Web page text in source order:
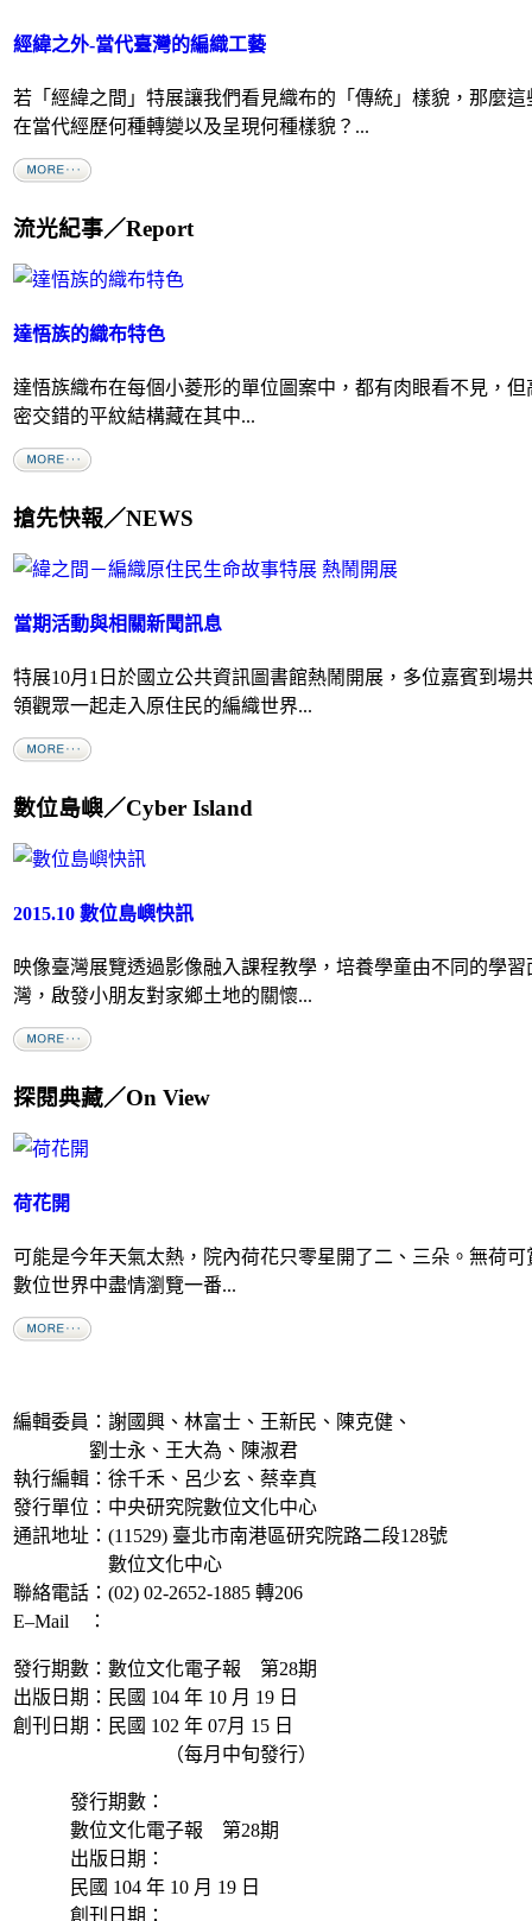
經緯之外-當代臺灣的編織工藝
若「經緯之間」特展讓我們看見織布的「傳統」樣貌，那麼這
在當代經歷何種轉變以及呈現何種樣貌？...
流光紀事／Report
達悟族的織布特色
達悟族織布在每個小菱形的單位圖案中，都有肉眼看不見，但
密交錯的平紋結構藏在其中...
搶先快報／NEWS
當期活動與相關新聞訊息
特展10月1日於國立公共資訊圖書館熱鬧開展，多位嘉賓到場
領觀眾一起走入原住民的編織世界...
數位島嶼／Cyber Island
2015.10 數位島嶼快訊
映像臺灣展覽透過影像融入課程教學，培養學童由不同的學習
灣，啟發小朋友對家鄉土地的關懷...
探閱典藏／On View
荷花開
可能是今年天氣太熱，院內荷花只零星開了二、三朵。無荷可
數位世界中盡情瀏覽一番...
編輯委員：謝國興、林富士、王新民、陳克健、
劉士永、王大為、陳淑君
執行編輯：徐千禾、呂少玄、蔡幸真
發行單位：中央研究院數位文化中心
通訊地址：(11529) 臺北市南港區研究院路二段128號
數位文化中心
聯絡電話：(02) 02-2652-1885 轉206
E–Mail ：
發行期數：數位文化電子報 第28期
出版日期：民國 104 年 10 月 19 日
創刊日期：民國 102 年 07月 15 日
（每月中旬發行）
發行期數：
數位文化電子報 第28期
出版日期：
民國 104 年 10 月 19 日
創刊日期：